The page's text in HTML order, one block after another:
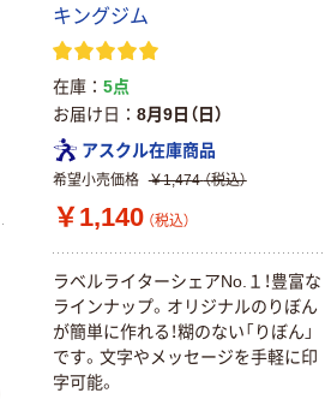
キングジム
在庫
5点
お届け日
8月9日（日）
アスクル在庫商品
希望小売価格 ￥1,474 （税込）
￥1,140 （税込）
ラベルライターシェアNo.１！豊富な
ラインナップ。オリジナルのりぼん
が簡単に作れる！糊のない「りぼん」
です。文字やメッセージを手軽に印
字可能。